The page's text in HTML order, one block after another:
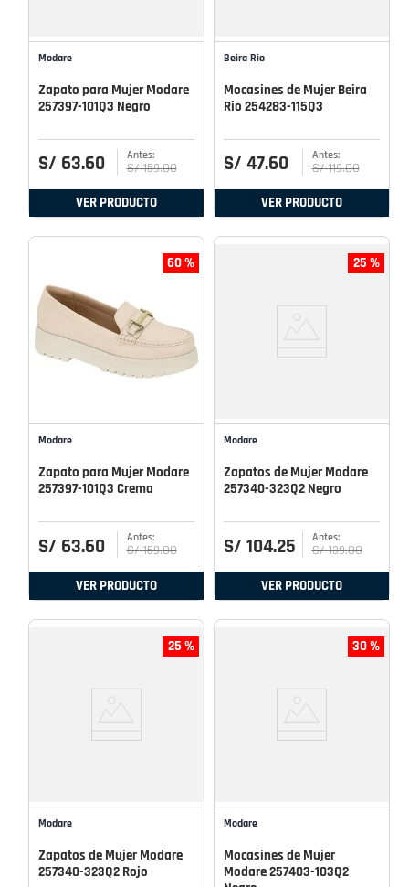
Modare
Zapato para Mujer Modare
257397-101Q3 Negro
S/ 63.60 S/ 159.00
VER PRODUCTO
Beira Rio
Mocasines de Mujer Beira
Rio 254283-115Q3
S/ 47.60 S/ 119.00
VER PRODUCTO
60 %
Modare
Zapato para Mujer Modare
257397-101Q3 Crema
S/ 63.60 S/ 159.00
VER PRODUCTO
25 %
Modare
Zapatos de Mujer Modare
257340-323Q2 Negro
S/ 104.25 S/ 139.00
VER PRODUCTO
25 %
Modare
Zapatos de Mujer Modare
257340-323Q2 Rojo
30 %
Modare
Mocasines de Mujer
Modare 257403-103Q2